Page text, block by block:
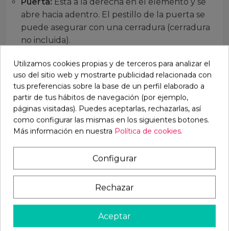
Puerta: Está a la derecha en el elemento y se
abre hacia adentro. El pestillo de la puerta se
puede asegurar con una cerradura (cerradura
no incluida).
madera perfilada de lengüeta nórdica y ranura
de 20 mm de espesor en una construcción de
madera cuadrada estable, impregnada de gris
en el exterior.
Elemento de varilla de tubo:
- separación de la cuadrícula: 40 mm
(horizontal) / 160 mm (vertical).
aproximadamente 1,60 m.
Utilizamos cookies propias y de terceros para analizar el
uso del sitio web y mostrarte publicidad relacionada con
tus preferencias sobre la base de un perfil elaborado a
partir de tus hábitos de navegación (por ejemplo,
páginas visitadas). Puedes aceptarlas, rechazarlas, así
como configurar las mismas en los siguientes botones.
Más información en nuestra Política de cookies.
Configurar
Rechazar
Aceptar